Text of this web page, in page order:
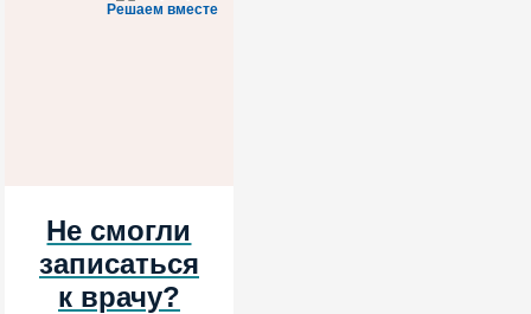
Решаем вместе
Не смогли
записаться
к врачу?